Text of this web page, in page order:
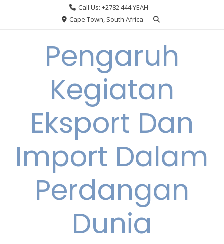
Call Us: +2782 444 YEAH
Cape Town, South Africa
Pengaruh
Kegiatan
Eksport Dan
Import Dalam
Perdangan
Dunia